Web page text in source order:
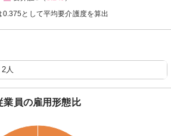
として平均要介護度を算出
2人
業員の雇用形態比